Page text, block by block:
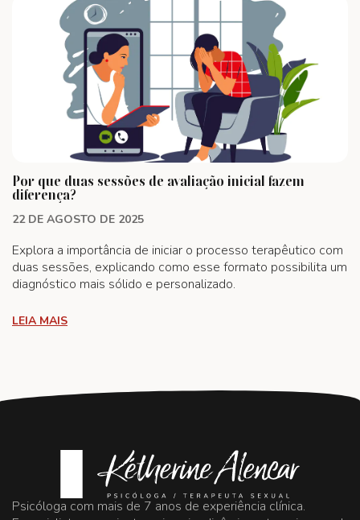
Por que duas sessões de avaliação inicial fazem
diferença?
22 DE AGOSTO DE 2025
Explora a importância de iniciar o processo terapêutico com
duas sessões, explicando como esse formato possibilita um
diagnóstico mais sólido e personalizado.
LEIA MAIS
Psicóloga com mais de 7 anos de experiência clínica.